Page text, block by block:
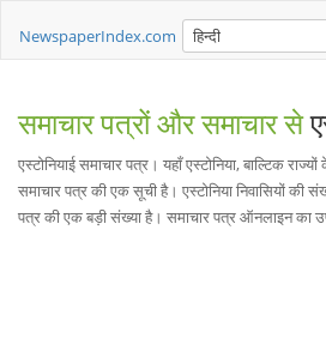
NewspaperIndex.com हिन्दी
समाचार पत्रों और समाचार से
एस्टोनियाई समाचार पत्र। यहाँ एस्टोनिया, बाल्टिक
समाचार पत्र की एक सूची है। एस्टोनिया निवासियों की
पत्र की एक बड़ी संख्या है। समाचार पत्र ऑनलाइन का